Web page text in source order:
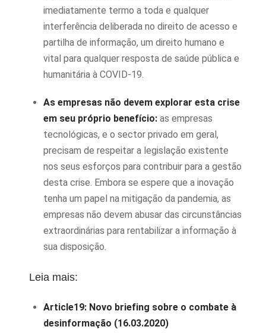
imediatamente termo a toda e qualquer
interferência deliberada no direito de acesso e
partilha de informação, um direito humano e
vital para qualquer resposta de saúde pública e
humanitária à COVID-19.
As empresas não devem explorar esta crise
em seu próprio benefício: as empresas
tecnológicas, e o sector privado em geral,
precisam de respeitar a legislação existente
nos seus esforços para contribuir para a gestão
desta crise. Embora se espere que a inovação
tenha um papel na mitigação da pandemia, as
empresas não devem abusar das circunstâncias
extraordinárias para rentabilizar a informação à
sua disposição.
Leia mais:
Article19: Novo briefing sobre o combate à
desinformação (16.03.2020)